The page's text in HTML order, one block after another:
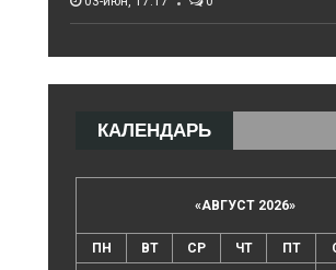
КАЛЕНДАРЬ
«АВГУСТ 2026»
ПН ВТ СР ЧТ ПТ